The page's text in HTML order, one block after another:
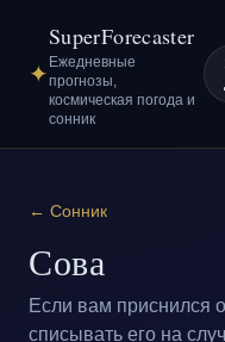
✦
SuperForecaster
Ежедневные
прогнозы,
космическая погода и
сонник
← Сонник
Сова
Если вам приснился
списывать его на